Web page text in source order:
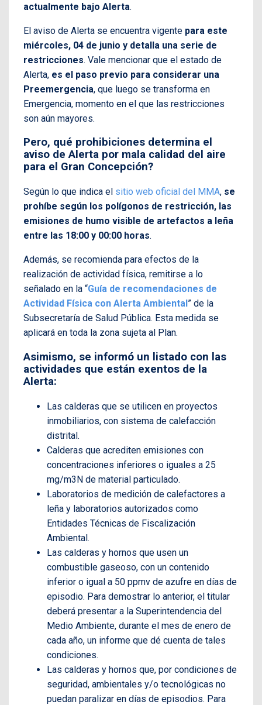
actualmente bajo Alerta.
El aviso de Alerta se encuentra vigente para este
miércoles, 04 de junio y detalla una serie de
restricciones. Vale mencionar que el estado de
Alerta, es el paso previo para considerar una
Preemergencia, que luego se transforma en
Emergencia, momento en el que las restricciones
son aún mayores.
Pero, qué prohibiciones determina el
aviso de Alerta por mala calidad del aire
para el Gran Concepción?
Según lo que indica el sitio web oficial del MMA, se
prohíbe según los polígonos de restricción, las
emisiones de humo visible de artefactos a leña
entre las 18:00 y 00:00 horas.
Además, se recomienda para efectos de la
realización de actividad física, remitirse a lo
señalado en la “Guía de recomendaciones de
Actividad Física con Alerta Ambiental” de la
Subsecretaría de Salud Pública. Esta medida se
aplicará en toda la zona sujeta al Plan.
Asimismo, se informó un listado con las
actividades que están exentos de la
Alerta:
Las calderas que se utilicen en proyectos
inmobiliarios, con sistema de calefacción
distrital.
Calderas que acrediten emisiones con
concentraciones inferiores o iguales a 25
mg/m3N de material particulado.
Laboratorios de medición de calefactores a
leña y laboratorios autorizados como
Entidades Técnicas de Fiscalización
Ambiental.
Las calderas y hornos que usen un
combustible gaseoso, con un contenido
inferior o igual a 50 ppmv de azufre en días de
episodio. Para demostrar lo anterior, el titular
deberá presentar a la Superintendencia del
Medio Ambiente, durante el mes de enero de
cada año, un informe que dé cuenta de tales
condiciones.
Las calderas y hornos que, por condiciones de
seguridad, ambientales y/o tecnológicas no
puedan paralizar en días de episodios. Para